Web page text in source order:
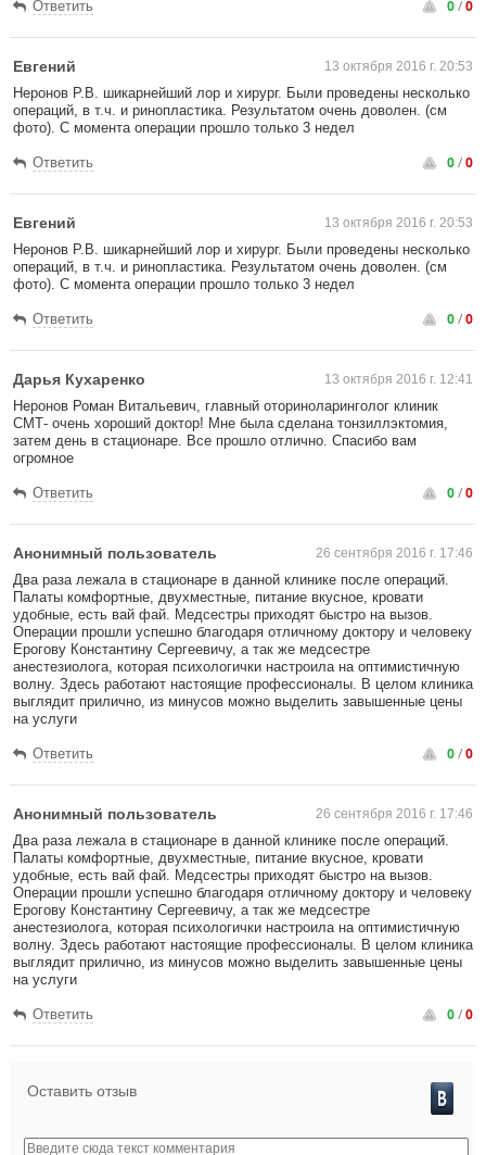
Ответить 0/0
Евгений 13 октября 2016 г. 20:53
Неронов Р.В. шикарнейший лор и хирург. Были проведены несколько
операций, в т.ч. и ринопластика. Результатом очень доволен. (см
фото). С момента операции прошло только 3 недел
Ответить 0/0
Евгений 13 октября 2016 г. 20:53
Неронов Р.В. шикарнейший лор и хирург. Были проведены несколько
операций, в т.ч. и ринопластика. Результатом очень доволен. (см
фото). С момента операции прошло только 3 недел
Ответить 0/0
Дарья Кухаренко 13 октября 2016 г. 12:41
Неронов Роман Витальевич, главный оториноларинголог клиник
СМТ- очень хороший доктор! Мне была сделана тонзиллэктомия,
затем день в стационаре. Все прошло отлично. Спасибо вам
огромное
Ответить 0/0
Анонимный пользователь 26 сентября 2016 г. 17:46
Два раза лежала в стационаре в данной клинике после операций.
Палаты комфортные, двухместные, питание вкусное, кровати
удобные, есть вай фай. Медсестры приходят быстро на вызов.
Операции прошли успешно благодаря отличному доктору и человеку
Ерогову Константину Сергеевичу, а так же медсестре
анестезиолога, которая психологички настроила на оптимистичную
волну. Здесь работают настоящие профессионалы. В целом клиника
выглядит прилично, из минусов можно выделить завышенные цены
на услуги
Ответить 0/0
Анонимный пользователь 26 сентября 2016 г. 17:46
Два раза лежала в стационаре в данной клинике после операций.
Палаты комфортные, двухместные, питание вкусное, кровати
удобные, есть вай фай. Медсестры приходят быстро на вызов.
Операции прошли успешно благодаря отличному доктору и человеку
Ерогову Константину Сергеевичу, а так же медсестре
анестезиолога, которая психологички настроила на оптимистичную
волну. Здесь работают настоящие профессионалы. В целом клиника
выглядит прилично, из минусов можно выделить завышенные цены
на услуги
Ответить 0/0
Оставить отзыв